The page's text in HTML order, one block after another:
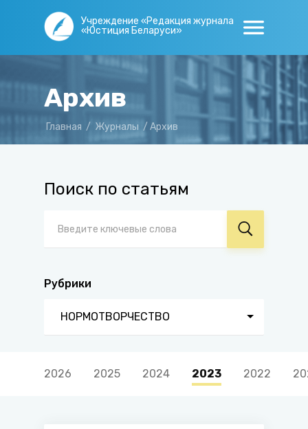
Учреждение «Редакция журнала
«Юстиция Беларуси»
Архив
Главная / Журналы / Архив
Поиск по статьям
Рубрики
НОРМОТВОРЧЕСТВО
2026 2025 2024 2023 2022